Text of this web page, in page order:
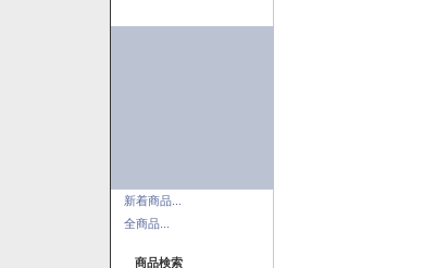
新着商品...
全商品...
商品検索